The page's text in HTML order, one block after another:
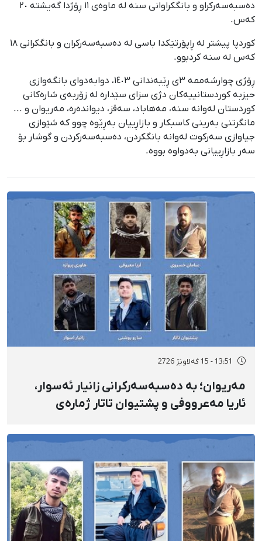
دەسبەسەرکراو و بانگکراوانی سنە لە ماوەی ١١ ڕۆژدا گەیشتە ٢٠
کەس.
کوردپا پیشتر لە ڕاپۆرتێکدا باسی لە دەسبەسەرکران و بانگکرانی ١٨
کەس لە سنە کردبوو.
ڕۆژی چوارشەممە ٣ی ڕێبەندانی ١٤٠٣، دوابەدوای بانگەوازی
حیزبە کوردستانییەکان دژی سزای سێدارە لە زۆربەی شارەکانی
کوردستان لەوانە سنە، مەهاباد، سەقز، دیواندەرە، مەریوان و ...
مانگرتنی بەرینی کاسبکار و بازاڕییان بەڕێوە چوو کە شێوازی
جیاوازی سەرکوت لەوانە بانگکردن، دەسبەسەرکردن و گوشار بۆ
سەر بازاڕییانی بەدواوە بووە.
13:51 - 15 گەلاوێژ 2726
مەریوان؛ بە دەسبەسەرکرانی زانیار ئەسوار،
ئاریا مەعرووفی و پشتیوان تاتار ژمارەی
بۆ شەش کەس زیادی کرد